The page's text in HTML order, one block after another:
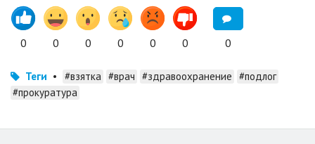
0 0 0 0 0 0 0
Теги • #взятка #врач #здравоохранение #подлог
#прокуратура